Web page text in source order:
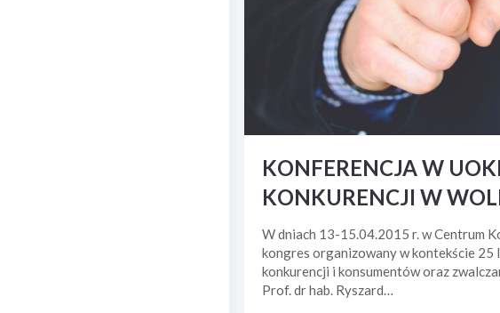
KONFERENCJA W
KONKURENCJI W
W dniach 13-15.04.2015 r. w Centrum
kongres organizowany w kon­tek­ście
konkurencji i konsumentów oraz
Prof. dr hab. Ryszard…